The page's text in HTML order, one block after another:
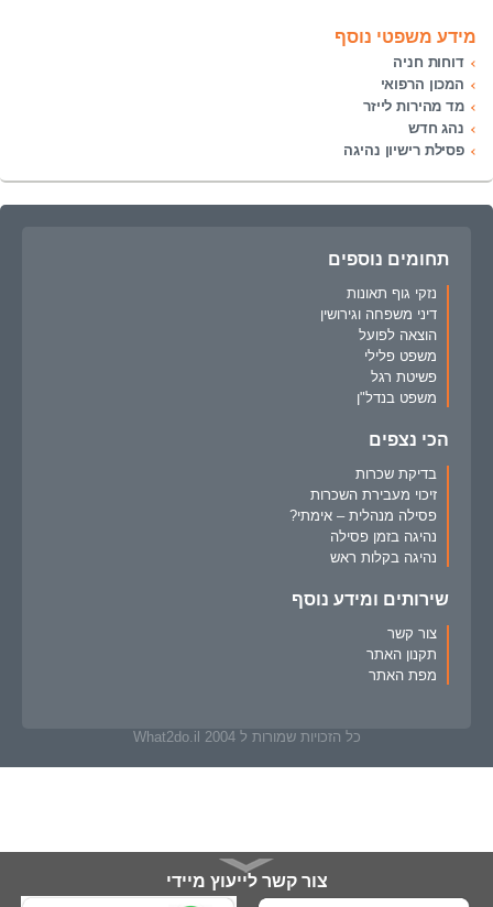
מידע משפטי נוסף
דוחות חניה
המכון הרפואי
מד מהירות לייזר
נהג חדש
פסילת רישיון נהיגה
תחומים נוספים
נזקי גוף תאונות
דיני משפחה וגירושין
הוצאה לפועל
משפט פלילי
פשיטת רגל
משפט בנדל"ן
הכי נצפים
בדיקת שכרות
זיכוי מעבירת השכרות
פסילה מנהלית – אימתי?
נהיגה בזמן פסילה
נהיגה בקלות ראש
שירותים ומידע נוסף
צור קשר
תקנון האתר
מפת האתר
כל הזכויות שמורות ל What2do.il 2004
צור קשר לייעוץ מיידי